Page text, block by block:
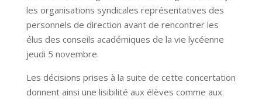
les organisations syndicales représentatives des
personnels de direction avant de rencontrer les
élus des conseils académiques de la vie lycéenne
jeudi 5 novembre.
Les décisions prises à la suite de cette concertation
donnent ainsi une lisibilité aux élèves comme aux